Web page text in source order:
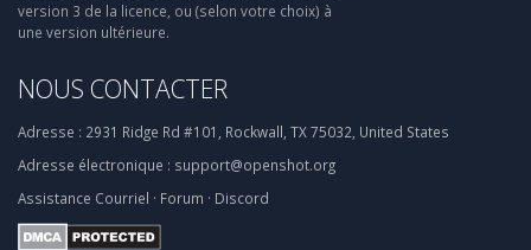
version 3 de la licence, ou (selon votre choix) à
une version ultérieure.
NOUS CONTACTER
Adresse : 2931 Ridge Rd #101, Rockwall, TX 75032, United States
Adresse électronique : support@openshot.org
Assistance Courriel · Forum · Discord